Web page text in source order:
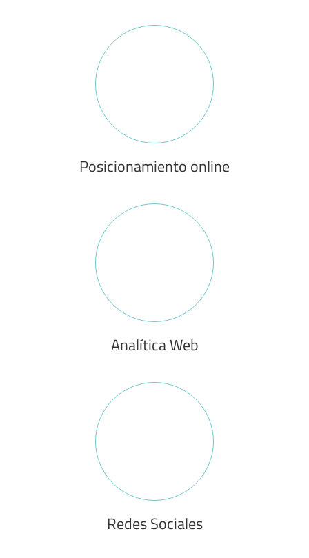
Posicionamiento online
Analítica Web
Redes Sociales